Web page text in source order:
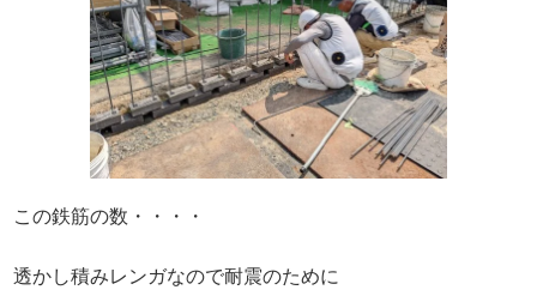
この鉄筋の数・・・・
透かし積みレンガなので耐震のために